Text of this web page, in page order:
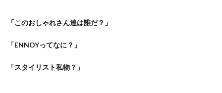
「このおしゃれさん達は誰だ？」
「ENNOYってなに？」
「スタイリスト私物？」